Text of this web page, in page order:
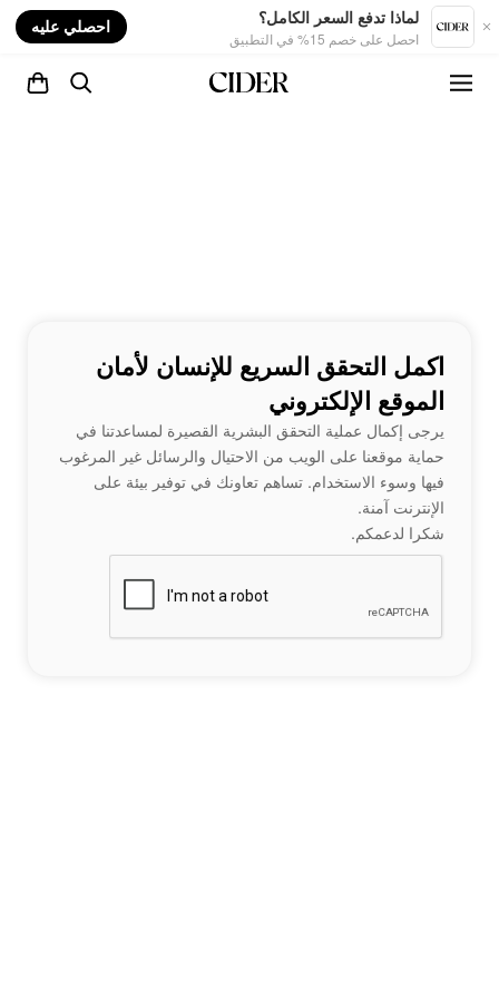
لماذا تدفع السعر الكامل؟
احصل على خصم 15% في التطبيق
احصلي عليه
اكمل التحقق السريع للإنسان لأمان
الموقع الإلكتروني
يرجى إكمال عملية التحقق البشرية القصيرة لمساعدتنا في
حماية موقعنا على الويب من الاحتيال والرسائل غير المرغوب
فيها وسوء الاستخدام. تساهم تعاونك في توفير بيئة على
الإنترنت آمنة.
شكرا لدعمكم.